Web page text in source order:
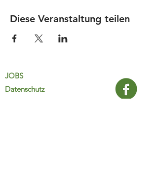
Diese Veranstaltung teilen
JOBS
Datenschutz